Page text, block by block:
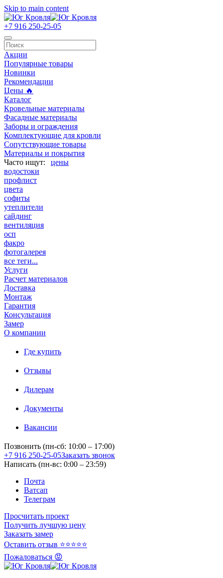
Skip to main content
+7 916 250-25-05
Акции
Популярные товары
Новинки
Рекомендации
Цены 🔥
Каталог
Кровельные материалы
Фасадные материалы
Заборы и ограждения
Комплектующие для кровли
Сопутствующие товары
Материалы и покрытия
цены
водостоки
профлист
цвета
софиты
утеплители
сайдинг
вентиляция
осп
факро
фотогалерея
все теги...
Услуги
Расчет материалов
Доставка
Монтаж
Гарантия
Консультация
Замер
О компании
Где купить
Отзывы
Дилерам
Документы
Вакансии
Позвонить (пн-сб: 10:00 – 17:00)
+7 916 250-25-05Заказать звонок
Написать (пн-вс: 0:00 – 23:59)
Почта
Ватсап
Телеграм
Просчитать проект
Получить лучшую цену
Заказать замер
Оставить отзыв ⭐⭐⭐⭐⭐
Пожаловаться 😡